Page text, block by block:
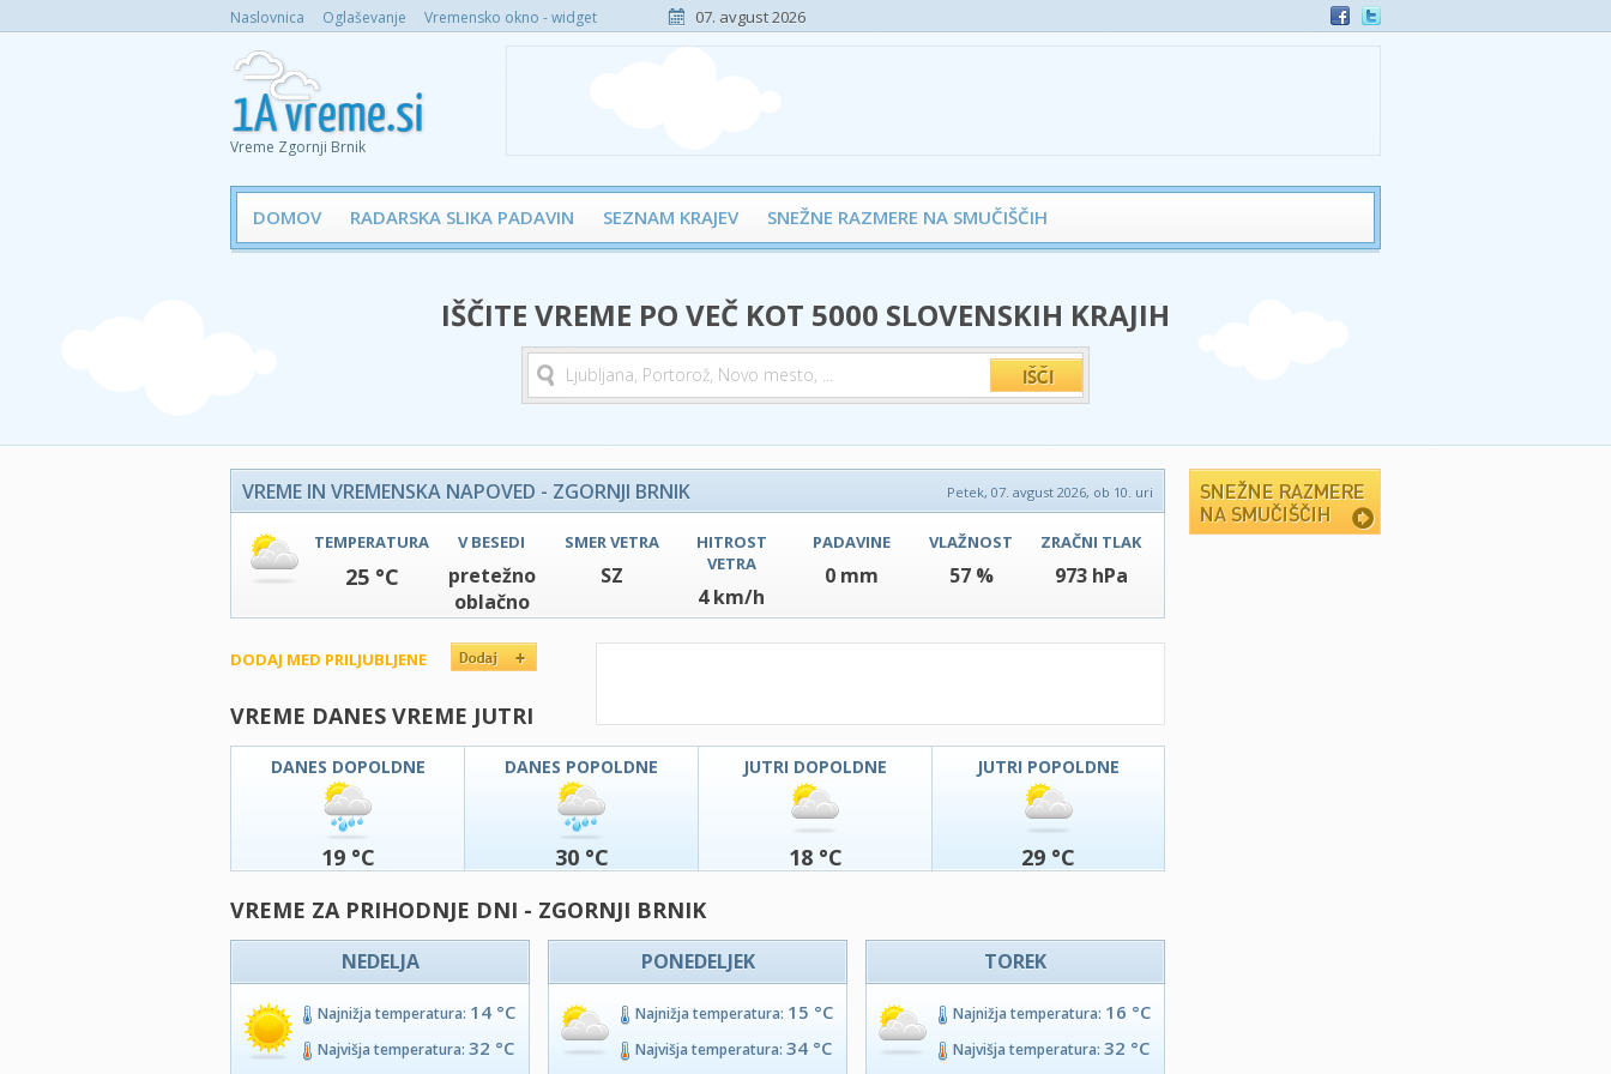
Naslovnica Oglaševanje Vremensko okno - widget 07. avgust 2026
Vreme Zgornji Brnik
DOMOV RADARSKA SLIKA PADAVIN SEZNAM KRAJEV SNEŽNE RAZMERE NA SMUČIŠČIH
IŠČITE VREME PO VEČ KOT 5000 SLOVENSKIH KRAJIH
VREME IN VREMENSKA NAPOVED - ZGORNJI BRNIK Petek, 07. avgust 2026, ob 10. uri
TEMPERATURA
25 °C
V BESEDI
pretežno
oblačno
SMER VETRA
SZ
HITROST
VETRA
4 km/h
PADAVINE
0 mm
VLAŽNOST
57 %
ZRAČNI TLAK
973 hPa
DODAJ MED PRILJUBLJENE
VREME DANES VREME JUTRI
DANES DOPOLDNE
19 °C
DANES POPOLDNE
30 °C
JUTRI DOPOLDNE
18 °C
JUTRI POPOLDNE
29 °C
VREME ZA PRIHODNJE DNI - ZGORNJI BRNIK
NEDELJA
Najnižja temperatura: 14 °C
Najvišja temperatura: 32 °C
PONEDELJEK
Najnižja temperatura: 15 °C
Najvišja temperatura: 34 °C
TOREK
Najnižja temperatura: 16 °C
Najvišja temperatura: 32 °C